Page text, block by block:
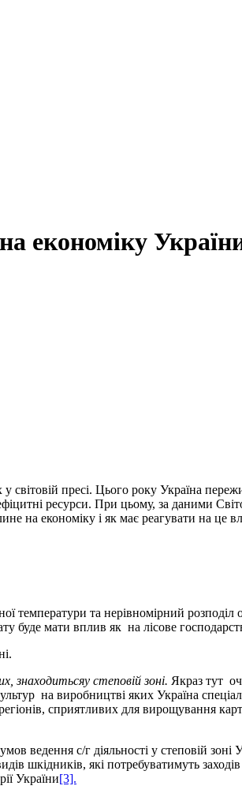
економіку
світовій пресі. Цього року Україна
ресурси. При цьому, за даними
на економіку і як має реагувати на це
температури та нерівномірний розподіл
буде мати вплив як на лісове
знаходитьсяу степовій зоні. Якраз тут
на виробництві яких Україна
сприятливих для вирощування
ведення с/г діяльності у степовій
шкідників, які потребуватимуть
України[3].